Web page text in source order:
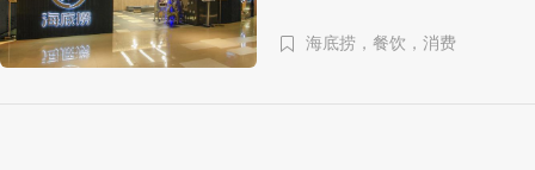
海底捞，餐饮，消费